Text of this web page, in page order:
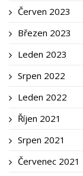
Červen 2023
Březen 2023
Leden 2023
Srpen 2022
Leden 2022
Říjen 2021
Srpen 2021
Červenec 2021